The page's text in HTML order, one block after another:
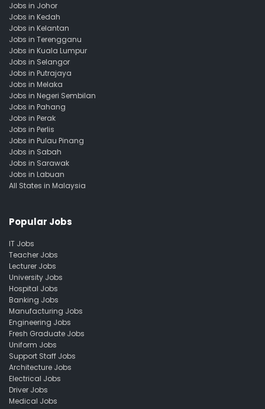
Jobs in Johor
Jobs in Kedah
Jobs in Kelantan
Jobs in Terengganu
Jobs in Kuala Lumpur
Jobs in Selangor
Jobs in Putrajaya
Jobs in Melaka
Jobs in Negeri Sembilan
Jobs in Pahang
Jobs in Perak
Jobs in Perlis
Jobs in Pulau Pinang
Jobs in Sabah
Jobs in Sarawak
Jobs in Labuan
All States in Malaysia
Popular Jobs
IT Jobs
Teacher Jobs
Lecturer Jobs
University Jobs
Hospital Jobs
Banking Jobs
Manufacturing Jobs
Engineering Jobs
Fresh Graduate Jobs
Uniform Jobs
Support Staff Jobs
Architecture Jobs
Electrical Jobs
Driver Jobs
Medical Jobs